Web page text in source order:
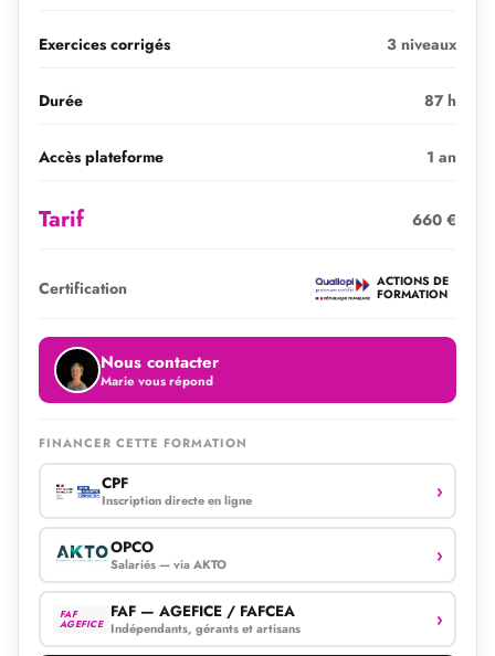
Exercices corrigés 3 niveaux
Durée 87 h
Accès plateforme 1 an
Tarif 660 €
Certification
ACTIONS DE
FORMATION
Nous contacter
Marie vous répond
FINANCER CETTE FORMATION
CPF
Inscription directe en ligne ›
OPCO
Salariés — via AKTO ›
FAF
AGEFICE
FAF — AGEFICE / FAFCEA
Indépendants, gérants et artisans ›